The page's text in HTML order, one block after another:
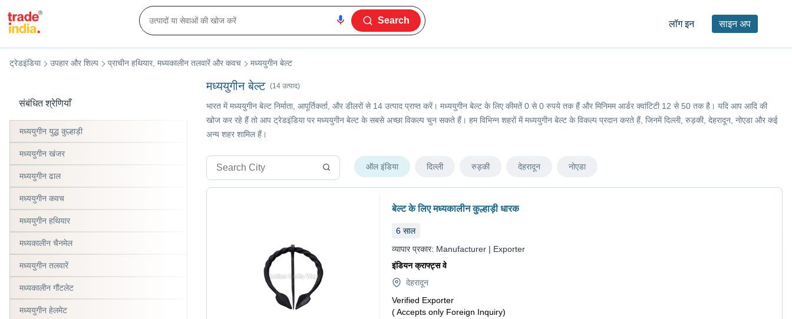
लॉग इन साइन अप
Search
मध्ययुगीन बेल्ट (14 उत्पाद)
भारत में मध्ययुगीन बेल्ट निर्माता, आपूर्तिकर्ता, और डीलरों से 14 उत्पाद प्राप्त करें। मध्ययुगीन बेल्ट के लिए कीमतें 0 से 0 रुपये तक हैं और मिनिमम आर्डर क्वांटिटी 12 से 50 तक है। यदि आप आदि की
खोज कर रहे हैं तो आप ट्रेडइंडिया पर मध्ययुगीन बेल्ट के सबसे अच्छा विकल्प चुन सकते हैं। हम विभिन्न शहरों में मध्ययुगीन बेल्ट के विकल्प प्रदान करते हैं, जिनमें दिल्ली, रुड़की, देहरादून, नोएडा और कई
अन्य शहर शामिल हैं।
ऑल इंडिया दिल्ली रुड़की देहरादून नोएडा
बेल्ट के लिए मध्यकालीन कुल्हाड़ी धारक
6 साल
व्यापार प्रकार: Manufacturer | Exporter
इंडियन क्राफ्ट्स वे
देहरादून
Verified Exporter
( Accepts only Foreign Inquiry)
संबंधित श्रेणियाँ
मध्ययुगीन युद्ध कुल्हाड़ी
मध्ययुगीन खंजर
मध्ययुगीन ढाल
मध्ययुगीन कवच
मध्ययुगीन हथियार
मध्यकालीन चैनमेल
मध्ययुगीन तलवारें
मध्यकालीन गौंटलेट
मध्ययुगीन हेलमेट
ट्रेडइंडिया उपहार और शिल्प प्राचीन हथियार, मध्यकालीन तलवारें और कवच मध्ययुगीन बेल्ट